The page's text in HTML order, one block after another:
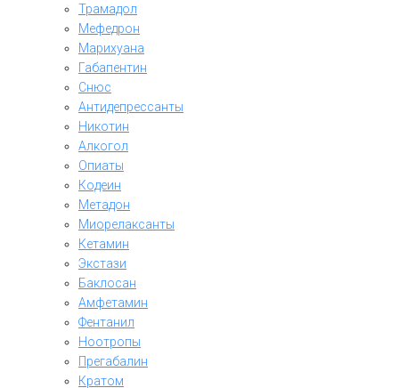
Трамадол
Мефедрон
Марихуана
Габапентин
Снюс
Антидепрессанты
Никотин
Алкогол
Опиаты
Кодеин
Метадон
Миорелаксанты
Кетамин
Экстази
Баклосан
Амфетамин
Фентанил
Ноотропы
Прегабалин
Кратом